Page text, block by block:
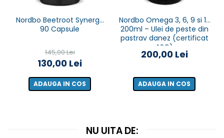
Nordbo Beetroot Synergy
90 Capsule
145,00 Lei
130,00 Lei
ADAUGA IN COS
Nordbo Omega 3, 6, 9 si 11,
200ml – Ulei de peste din
pastrav danez (certificat
ASC)
200,00 Lei
ADAUGA IN COS
NU UITA DE: